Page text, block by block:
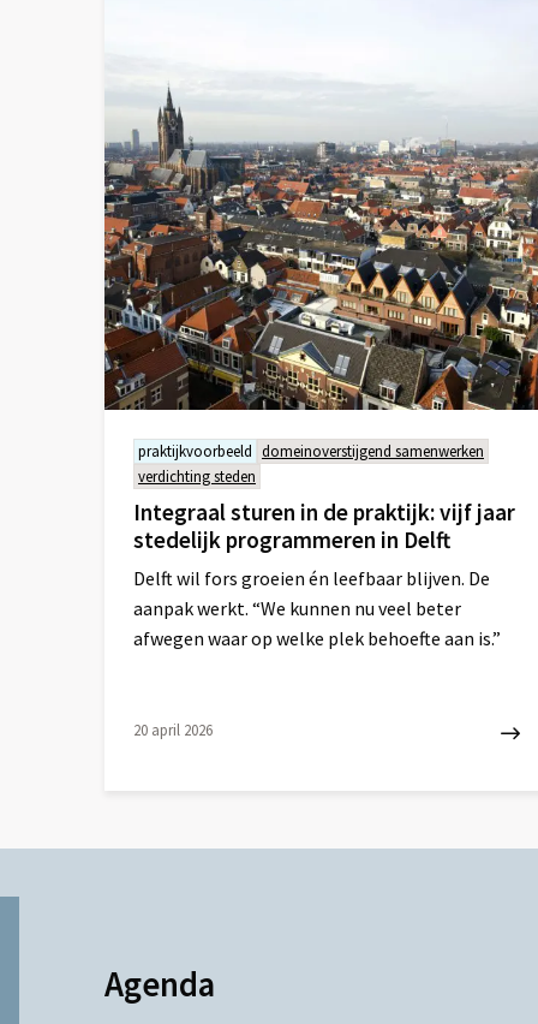
praktijkvoorbeeld domeinoverstijgend samenwerken
verdichting steden
Integraal sturen in de praktijk: vijf jaar
stedelijk programmeren in Delft
Delft wil fors groeien én leefbaar blijven. De
aanpak werkt. “We kunnen nu veel beter
afwegen waar op welke plek behoefte aan is.”
20 april 2026
Agenda